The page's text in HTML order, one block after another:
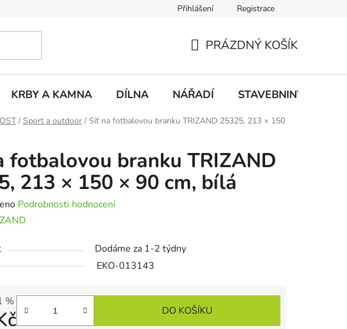
údajů Doprava a platbaPřihlášení Registrace
KOŠÍK
PRÁZDNÝ KOŠÍK
KRBY A KAMNA DÍLNA NÁŘADÍ STAVEBNINY
/ Sport a outdoor / Síť na fotbalovou branku TRIZAND 25325, 213 × 150
fotbalovou branku TRIZAND
213 × 150 × 90 cm, bílá
Podrobnosti hodnocení
Dodáme za 1-2 týdny
EKO-013143
%
DO KOŠÍKU